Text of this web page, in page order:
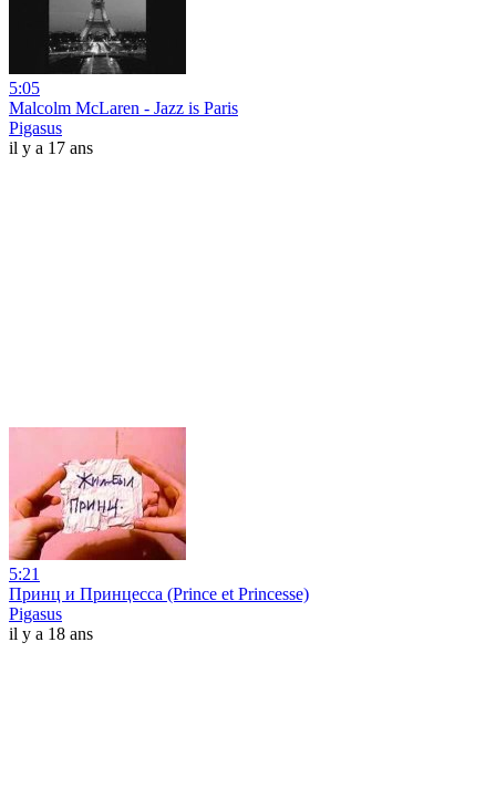
5:05
Malcolm McLaren - Jazz is Paris
Pigasus
il y a 17 ans
5:21
Принц и Принцесса (Prince et Princesse)
Pigasus
il y a 18 ans